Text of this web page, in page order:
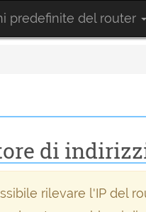
predefinite del router
di
rilevare l'IP del